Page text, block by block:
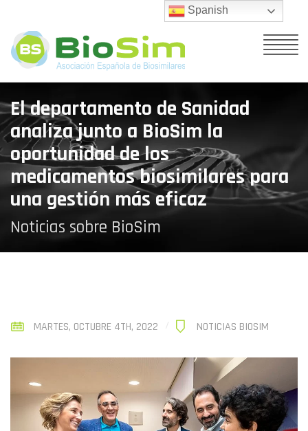
El departamento de Sanidad
analiza junto a BioSim la
oportunidad de los
medicamentos biosimilares para
una gestión más eficaz
Noticias sobre BioSim
MARTES, OCTUBRE 4TH, 2022 NOTICIAS BIOSIM
Spanish